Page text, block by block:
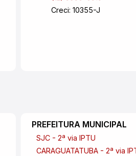
Creci: 10355-J
PREFEITURA MUNICIPAL
SJC - 2ª via IPTU
CARAGUATATUBA - 2ª via